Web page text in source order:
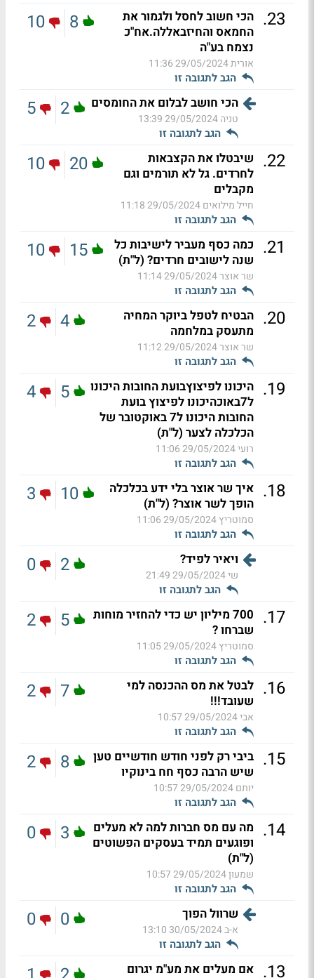
23
. הכי חשוב לחסל ולגמור את
החמאס והחיזבאללה.אח"כ
נצמח בע"ה
אורית29/05/2024 11:36
הגב לתגובה זו
8
10
הכי חושב לבלום את החומסים
טניה29/05/2024 13:39
הגב לתגובה זו
2
5
22
. שיבטלו את הקצבאות
לחרדים. גל לא תורמים וגם
מקבלים
חייל מילואים29/05/2024 11:18
הגב לתגובה זו
20
10
21
. כמה כסף מעביר לישיבות כל
שנה לישובים חרדים? (ל"ת)
שר אוצר29/05/2024 11:14
הגב לתגובה זו
15
10
20
. הבטיח לטפל ביוקר המחיה
מתעסק במלחמה
שר אוצר29/05/2024 11:12
הגב לתגובה זו
4
2
19
. היכונו לפיצוץבועת החובות היכונו
ל7באוכהיכונו לפיצוץ בועת
החובות היכונו ל7 באוקטובר של
הכלכלה לצער (ל"ת)
רועי29/05/2024 11:06
הגב לתגובה זו
5
4
18
. איך שר אוצר בלי ידע בכלכלה
הופך לשר אוצר? (ל"ת)
סמוטריץ29/05/2024 11:06
הגב לתגובה זו
10
3
ויאיר לפיד?
שי29/05/2024 21:49
הגב לתגובה זו
2
0
17
.
700 מיליון יש כדי להחזיר מוחות
שברחו ?
סמוטריץ29/05/2024 11:05
הגב לתגובה זו
5
2
16
.
לבטל את מס ההכנסה למי
שעובד!!!
אבי29/05/2024 10:57
הגב לתגובה זו
7
2
15
. ביבי רק לפני חודש חודשיים טען
שיש הרבה כסף חח בינוקיו
יותם29/05/2024 10:57
הגב לתגובה זו
8
2
14
. מה עם מס חברות למה לא מעלים
ופוגעים תמיד בעסקים הפשוטים
(ל"ת)
שמעון29/05/2024 10:57
הגב לתגובה זו
3
0
שרוול הפוך
א-ב30/05/2024 13:10
הגב לתגובה זו
0
0
13
. אם מעלים את מע"מ יגרום